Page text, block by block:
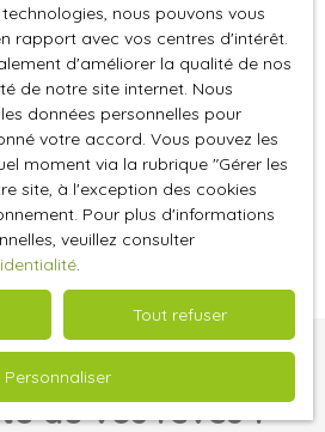
Créer une alerte
résultat
trouvez pas
de vos rêves ?
nous pouvons vous
rapport avec vos centres d'intérêt.
d'améliorer la qualité de nos
de notre site internet. Nous
données personnelles pour
votre accord. Vous pouvez les
moment via la rubrique ″Gérer les
site, à l'exception des cookies
Pour plus d'informations
veuillez consulter
.
Tout refuser
Personnaliser